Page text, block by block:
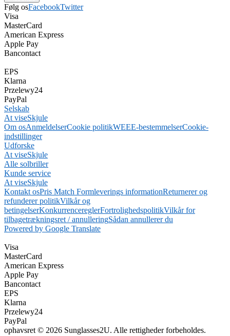
Følg osFacebookTwitter
Visa
MasterCard
American Express
Apple Pay
Bancontact
EPS
Klarna
Przelewy24
PayPal
Selskab
At viseSkjule
Om osAnmeldelserCookie politikWEEE-bestemmelserCookie-
indstillinger
Udforske
At viseSkjule
Alle solbriller
Kunde service
At viseSkjule
Kontakt osPris Match Formleverings informationReturnerer og
refunderer politikVilkår og
betingelserKonkurrencereglerFortrolighedspolitikVilkår for
tilbagetrækningsret / annulleringSådan annullerer du
Powered by Google Translate
Visa
MasterCard
American Express
Apple Pay
Bancontact
EPS
Klarna
Przelewy24
PayPal
ophavsret © 2026 Sunglasses2U. Alle rettigheder forbeholdes.